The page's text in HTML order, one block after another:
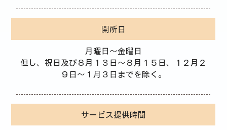
開所日
月曜日～金曜日
但し、祝日及び８月１３日～８月１５日、１２月２
９日～１月３日までを除く。
サービス提供時間